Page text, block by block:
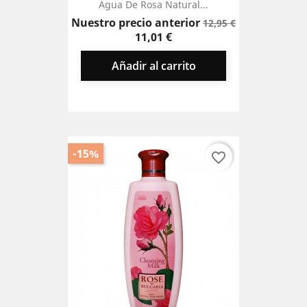
Agua De Rosa Natural...
Nuestro precio anteriorPrecio
12,95 €Precio
11,01 €
Añadir al carrito
-15% favorite_border